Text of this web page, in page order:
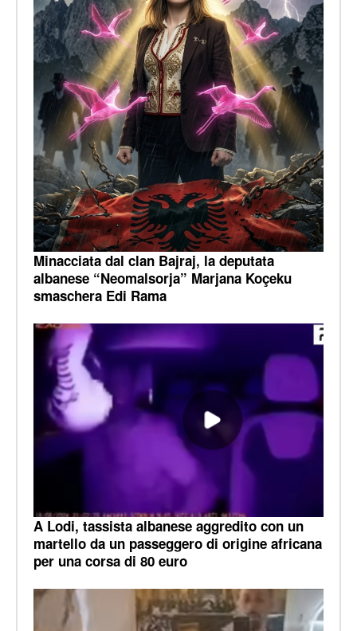
Minacciata dal clan Bajraj, la deputata
albanese “Neomalsorja” Marjana Koçeku
smaschera Edi Rama
A Lodi, tassista albanese aggredito con un
martello da un passeggero di origine africana
per una corsa di 80 euro